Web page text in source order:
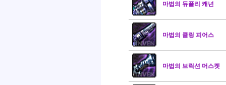
마법의 듀플리 캐넌
마법의 클링 피어스
마법의 브릭션 머스켓